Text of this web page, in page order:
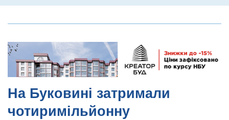
На Буковині затримали
чотиримільйонну